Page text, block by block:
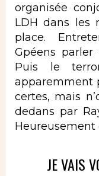
organisée
LDH dans les
place.
Gpéens
Puis le
apparemment
certes, mais
dedans par
Heureusement
JE VAIS